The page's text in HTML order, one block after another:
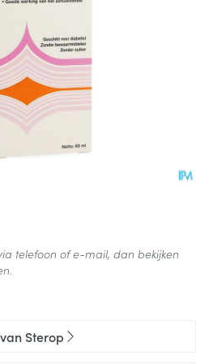
telefoon of e-mail, dan bekijken
Sterop